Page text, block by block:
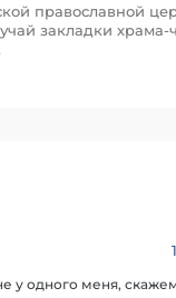
православной
закладки храма-
у одного меня,